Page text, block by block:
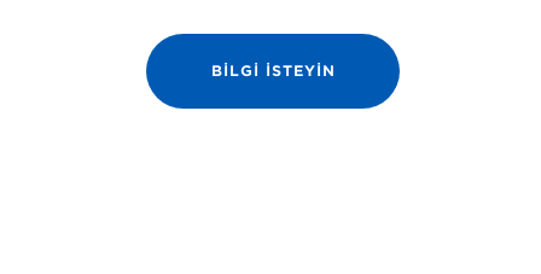
BILGI ISTEYIN